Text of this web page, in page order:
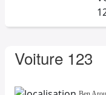
Voiture 123